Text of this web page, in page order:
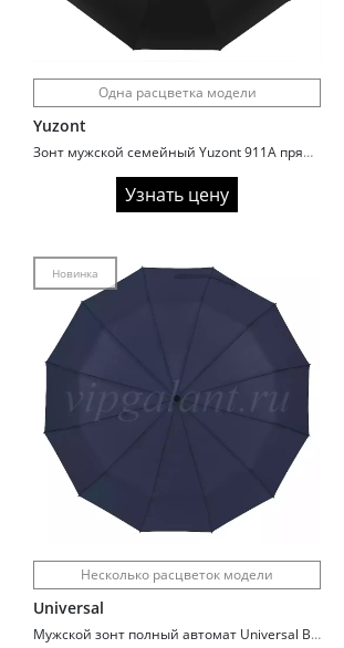
Одна расцветка модели
Yuzont
Зонт мужской семейный Yuzont 911A прямая ручка
Узнать цену
Новинка
Несколько расцветок модели
Universal
Мужской зонт полный автомат Universal B801